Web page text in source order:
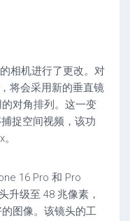
相机进行了更改。对
将会采用新的垂直镜
对角排列。这一变
捉空间视频，该功
16 Pro 和 Pro
升级至 48 兆像素，
图像。该镜头的工